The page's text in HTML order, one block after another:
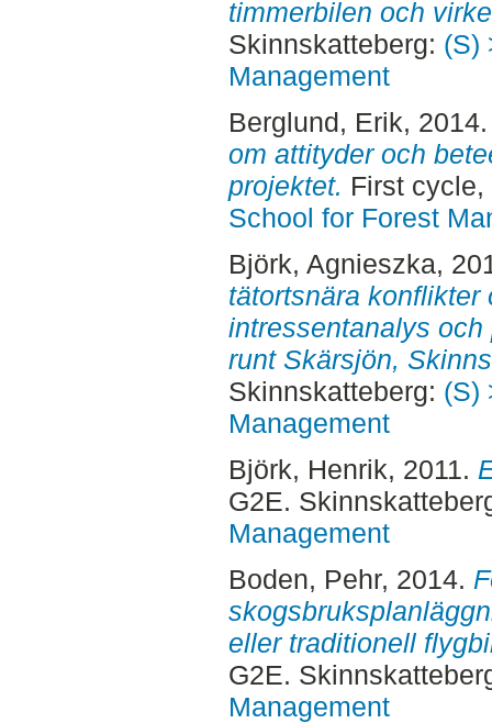
timmerbilen och
Skinnskatteberg: (S)
Management
Berglund, Erik,
om attityder och
projektet. First
School for Forest
Björk, Agnieszka,
tätortsnära konflikter
intressentanalys
runt Skärsjön,
Skinnskatteberg: (S)
Management
Björk, Henrik, 2011.
G2E.
Management
Boden, Pehr, 2014.
eller traditionell
G2E.
Management